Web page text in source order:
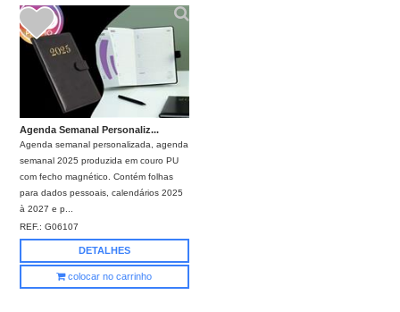
Agenda Semanal Personaliz...
Agenda semanal personalizada, agenda
semanal 2025 produzida em couro PU
com fecho magnético. Contém folhas
para dados pessoais, calendários 2025
à 2027 e p...
REF.:G06107
DETALHES
colocar no carrinho